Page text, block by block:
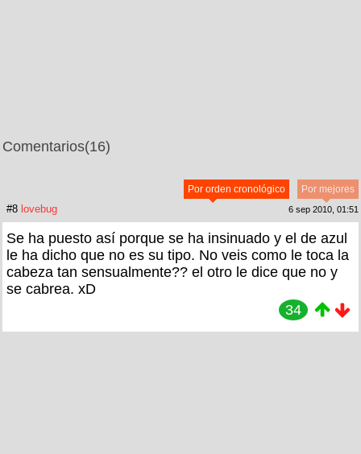
Comentarios(16)
Por mejores
Por orden cronológico
#8 lovebug 6 sep 2010, 01:51
Se ha puesto así porque se ha insinuado y el de azul
le ha dicho que no es su tipo. No veis como le toca la
cabeza tan sensualmente?? el otro le dice que no y
se cabrea. xD
34